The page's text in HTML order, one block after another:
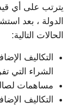
يترتب على أي
الدولة ، بعد
الحالات التالية:
التكاليف
الشراء التي
مساهمات
التكاليف